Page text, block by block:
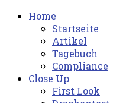
Home
Startseite
Artikel
Tagebuch
Compliance
Close Up
First Look